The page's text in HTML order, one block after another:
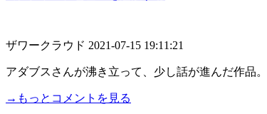
ザワークラウド 2021-07-15 19:11:21
アダブスさんが沸き立って、少し話が進んだ作品。
→もっとコメントを見る